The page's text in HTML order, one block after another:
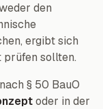
den
ergibt sich
prüfen sollten.
nach § 50 BauO
oder in der